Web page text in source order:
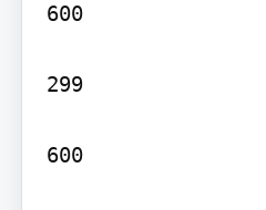
600
299
600